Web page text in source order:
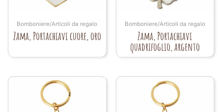
Bomboniere/Articoli da regalo
Zama, Portachiavi cuore, oro
Bomboniere/Articoli da regalo
Zama, Portachiavi
quadrifoglio, argento